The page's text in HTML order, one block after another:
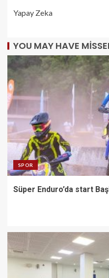
Yapay Zeka
YOU MAY HAVE
SPOR
Süper Enduro’da start